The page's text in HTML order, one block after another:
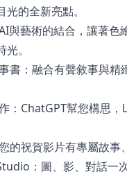
的全新亮點。
與藝術的結合，讓著色
。
書：融合有聲敘事與精
：ChatGPT幫您構思
的祝賀影片有專屬故事
：圖、影、對話一